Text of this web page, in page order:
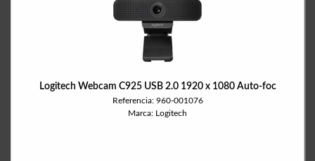
Logitech Webcam C925 USB 2.0 1920 x 1080 Auto-foc
Referencia: 960-001076
Marca: Logitech